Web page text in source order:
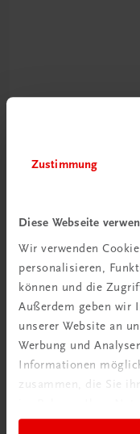
Zustimmung
Diese Webseite
Wir verwenden
personalisieren,
können und die
Außerdem geben wir
unserer Website an
Werbung und
Informationen
zusammen, die Sie
&